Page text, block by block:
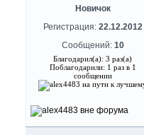
Новичок
Регистрация: 22.12.2012
Сообщений: 10
Благодарил(а): 3 раз(а)
Поблагодарили: 1 раз в 1
сообщении